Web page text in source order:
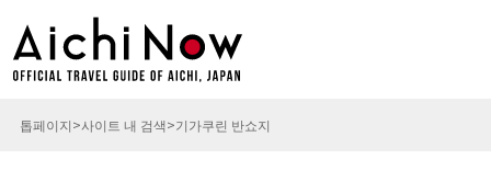
톱페이지 사이트 내 검색 기가쿠린 반쇼지